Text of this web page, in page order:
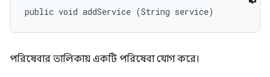
public void addService (String service)
পরিষেবার তালিকায় একটি পরিষেবা যোগ করে।